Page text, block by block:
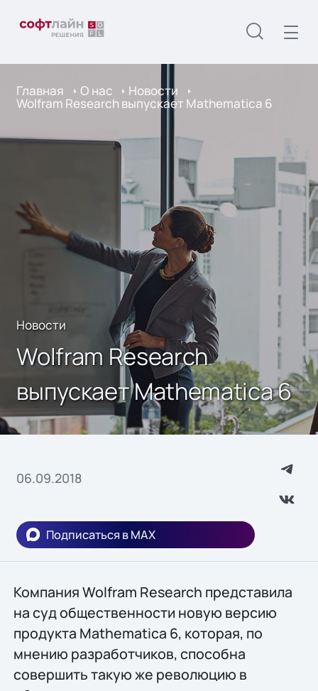
Главная О нас Новости
Wolfram Research выпускает Mathematica 6
Новости
Wolfram Research
выпускает Mathematica 6
06.09.2018
Подписаться в MAX
Компания Wolfram Research представила
на суд общественности новую версию
продукта Mathematica 6, которая, по
мнению разработчиков, способна
совершить такую же революцию в